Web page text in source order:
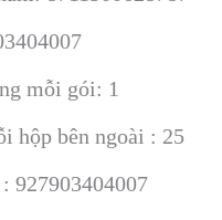
mỗi gói: 1
hộp bên ngoài : 25
927903404007